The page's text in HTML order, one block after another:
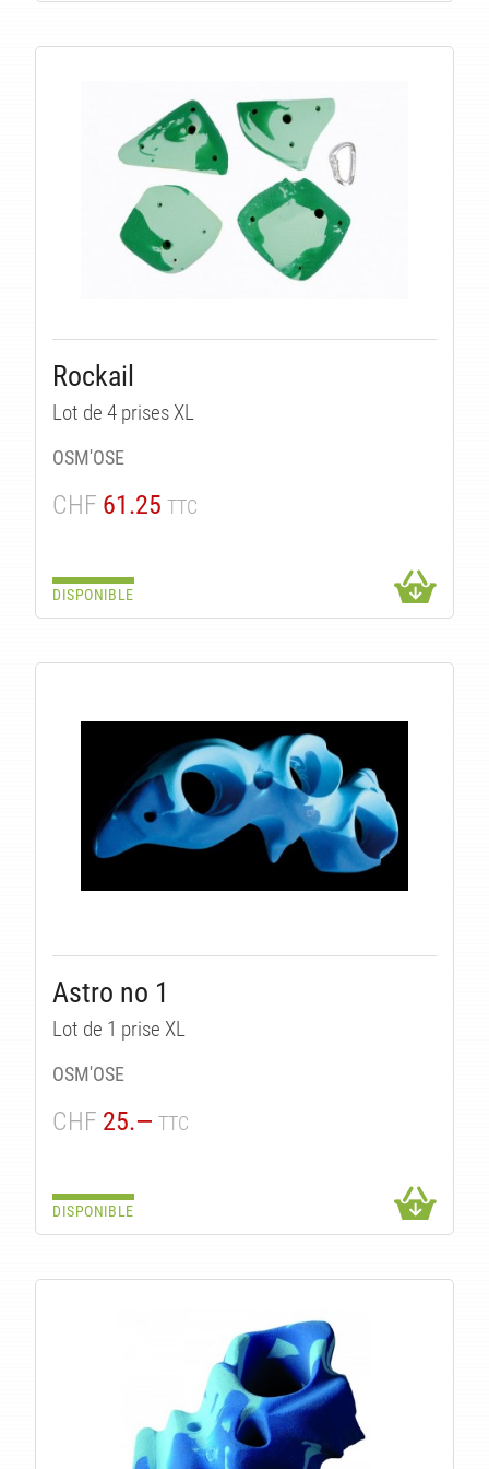
Rockail
Lot de 4 prises XL
OSM'OSE
CHF 61.25 TTC
DISPONIBLE
Astro no 1
Lot de 1 prise XL
OSM'OSE
CHF 25.— TTC
DISPONIBLE